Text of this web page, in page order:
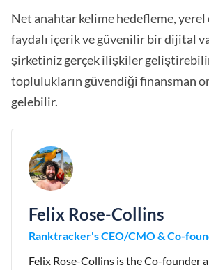
Net anahtar kelime hedefleme, yerel
faydalı içerik ve güvenilir bir dijital
şirketiniz gerçek ilişkiler geliştirebilir
toplulukların güvendiği finansman
gelebilir.
Felix Rose-Collins
Ranktracker's CEO/CMO & Co-
Felix Rose-Collins is the Co-founder